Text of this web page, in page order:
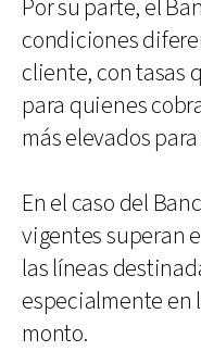
Por su parte, el
condiciones
cliente, con tasas
para quienes
más elevados
En el caso del
vigentes superan
las líneas
especialmente en
monto.